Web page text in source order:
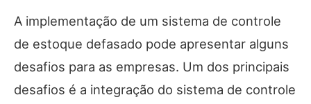
A implementação de um sistema de controle
de estoque defasado pode apresentar alguns
desafios para as empresas. Um dos principais
desafios é a integração do sistema de controle